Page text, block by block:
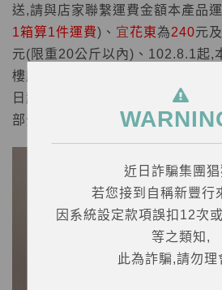
送,請與店家聯繫運費金額本產品
1箱算1件運費)、 宜花東為240元
元(限重20公斤以內)、102.8.1起,
樓服務,如需上樓,需加上樓層費用
日起，運費130元的部分調整為
部分調整為一件/240元。 *此產品
近日詐騙集團猖
若您接到自稱新豐行
因系統設定款項誤扣12次
等之類知,
此為詐騙,請勿理